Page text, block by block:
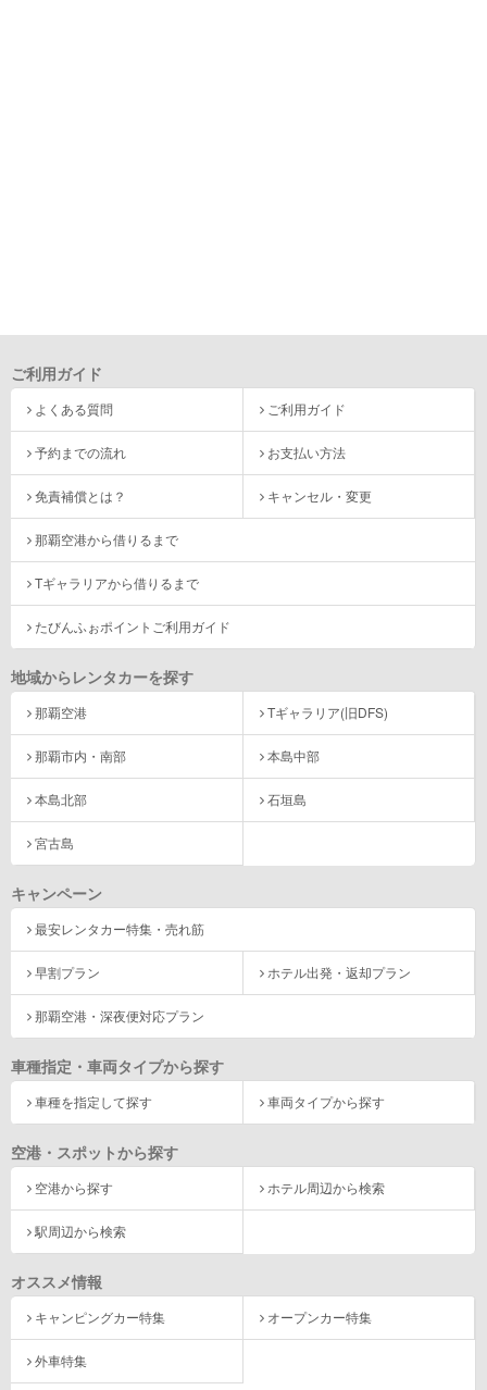
ご利用ガイド
よくある質問 ご利用ガイド
予約までの流れ お支払い方法
免責補償とは？ キャンセル・変更
那覇空港から借りるまで
Tギャラリアから借りるまで
たびんふぉポイントご利用ガイド
地域からレンタカーを探す
那覇空港 Tギャラリア(旧DFS)
那覇市内・南部 本島中部
本島北部 石垣島
宮古島
キャンペーン
最安レンタカー特集・売れ筋
早割プラン ホテル出発・返却プラン
那覇空港・深夜便対応プラン
車種指定・車両タイプから探す
車種を指定して探す 車両タイプから探す
空港・スポットから探す
空港から探す ホテル周辺から検索
駅周辺から検索
オススメ情報
キャンピングカー特集 オープンカー特集
外車特集